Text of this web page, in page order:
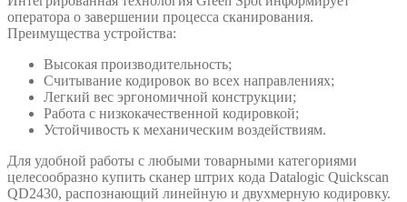
оператора о завершении процесса сканирования.
Преимущества устройства:
Высокая производительность;
Считывание кодировок во всех направлениях;
Легкий вес эргономичной конструкции;
Работа с низкокачественной кодировкой;
Устойчивость к механическим воздействиям.
Для удобной работы с любыми товарными категориями
целесообразно купить сканер штрих кода Datalogic Quickscan
QD2430, распознающий линейную и двухмерную кодировку.